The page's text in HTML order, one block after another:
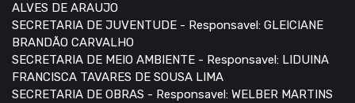
ALVES DE ARAUJO
SECRETARIA DE JUVENTUDE - Responsavel: GLEICIANE
BRANDÃO CARVALHO
SECRETARIA DE MEIO AMBIENTE - Responsavel: LIDUINA
FRANCISCA TAVARES DE SOUSA LIMA
SECRETARIA DE OBRAS - Responsavel: WELBER MARTINS